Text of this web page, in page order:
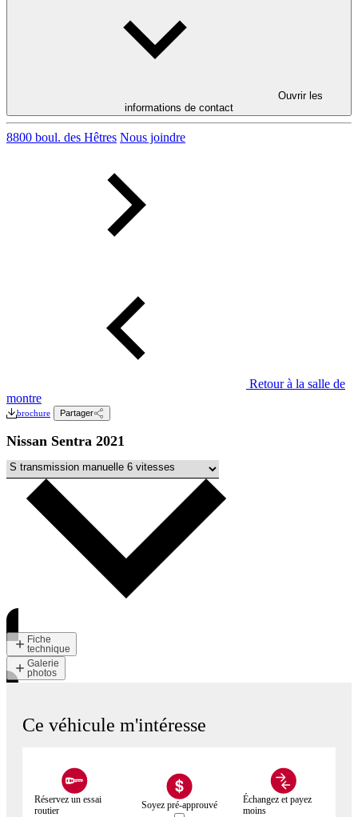
Ouvrir les
informations de contact
8800 boul. des Hêtres Nous joindre
Retour à la salle de
montre
brochure Partager
Nissan Sentra 2021
Fiche
technique
Galerie
photos
Ce véhicule m'intéresse
Réservez un essai
routier
Soyez pré-approuvé
Échangez et payez
moins